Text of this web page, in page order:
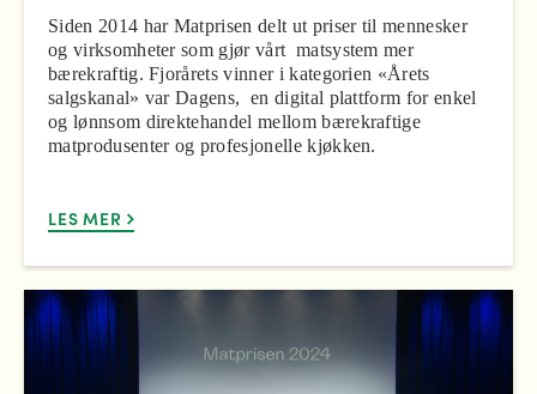
Siden 2014 har Matprisen delt ut priser til mennesker
og virksomheter som gjør vårt matsystem mer
bærekraftig. Fjorårets vinner i kategorien «Årets
salgskanal» var Dagens, en digital plattform for enkel
og lønnsom direktehandel mellom bærekraftige
matprodusenter og profesjonelle kjøkken.
LES MER